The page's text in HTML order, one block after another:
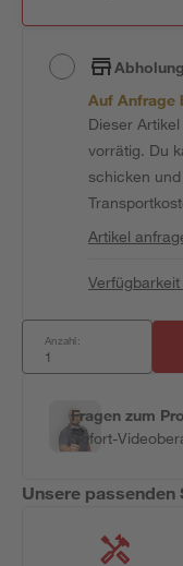
Auf Anfrage
Dieser
vorrätig. Du
schicken
Artikel
Anzahl:
Fragen zum
Sofort-
Unsere passenden